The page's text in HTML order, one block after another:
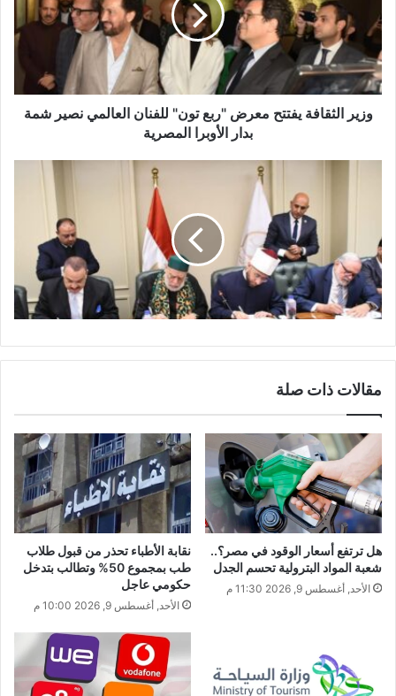
إ
ك
ت
ر
وزير الثقافة يفتتح معرض "ربع تون" للفنان العالمي نصير شمة
بدار الأوبرا المصرية
مقالات ذات صلة
هل ترتفع أسعار الوقود في مصر؟..
شعبة المواد البترولية تحسم الجدل
الأحد, أغسطس 9, 2026 11:30 م
نقابة الأطباء تحذر من قبول طلاب
طب بمجموع 50% وتطالب بتدخل
حكومي عاجل
الأحد, أغسطس 9, 2026 10:00 م